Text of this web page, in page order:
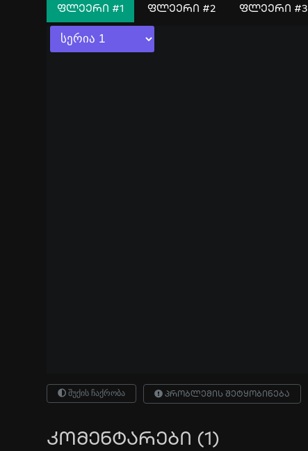
ᲤᲚᲔᲔᲠᲘ #1 ᲤᲚᲔᲔᲠᲘ #2 ᲤᲚᲔᲔᲠᲘ #3
შუქის ჩაქრობა პრობლემის შეტყობინება
კომენტარები (1)